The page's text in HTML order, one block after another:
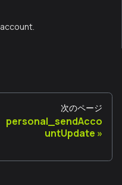
次のページ
personal_sendAcco
untUpdate